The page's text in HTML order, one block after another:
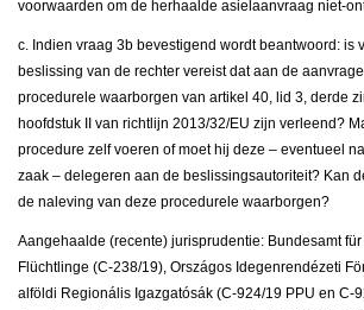
voorwaarden om de herhaalde asielaanvraag niet-
c. Indien vraag 3b bevestigend wordt beantwoord: is
beslissing van de rechter vereist dat aan de
procedurele waarborgen van artikel 40, lid 3, derde
hoofdstuk II van richtlijn 2013/32/EU zijn verleend?
procedure zelf voeren of moet hij deze – eventueel
zaak – delegeren aan de beslissingsautoriteit? Kan
de naleving van deze procedurele waarborgen?
Aangehaalde (recente) jurisprudentie: Bundesamt
Flüchtlinge (C-238/19), Országos Idegenrendézeti
alföldi Regionális Igazgatósák (C-924/19 PPU en C-